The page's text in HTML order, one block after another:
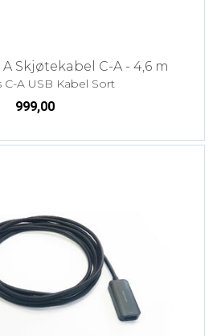
A Skjøtekabel C-A - 4,6 m
C-A USB Kabel Sort
999,00